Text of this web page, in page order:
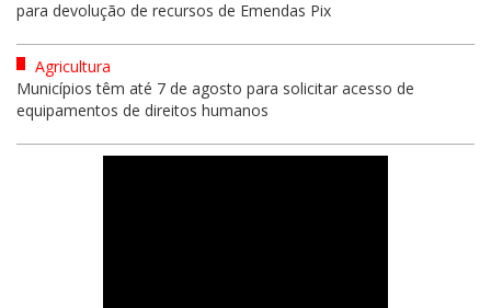
para devolução de recursos de Emendas Pix
Agricultura
Municípios têm até 7 de agosto para solicitar acesso de
equipamentos de direitos humanos